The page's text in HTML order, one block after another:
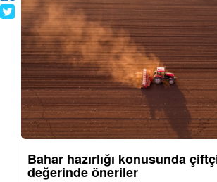
Bahar hazırlığı konusunda
değerinde öneriler